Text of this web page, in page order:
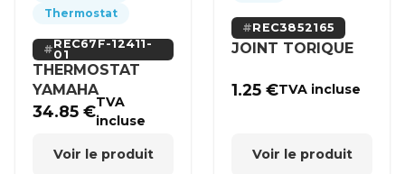
Thermostat
REC67F-12411-
01
THERMOSTAT
YAMAHA
34.85€TVA
incluse
Voir le produit
REC3852165
JOINT TORIQUE
1.25€TVA incluse
Voir le produit